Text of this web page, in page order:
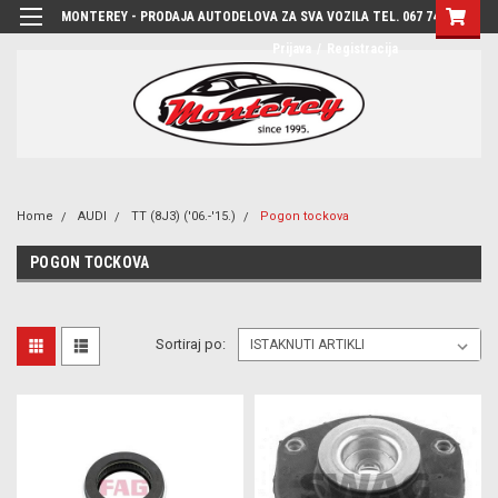
MONTEREY - PRODAJA AUTODELOVA ZA SVA VOZILA TEL. 067 7444-780
Home AUDI TT (8J3) ('06.-'15.) Pogon tockova
POGON TOCKOVA
Sortiraj po: